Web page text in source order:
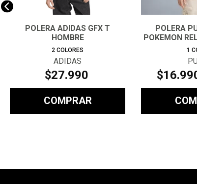
POLERA ADIDAS GFX T
HOMBRE
2 COLORES
ADIDAS
$27.990
COMPRAR
POLERA
POKEMON
1
$16.